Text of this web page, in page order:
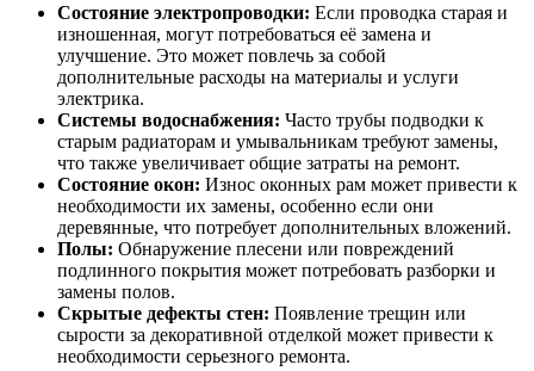
Состояние электропроводки: Если проводка старая и
изношенная, могут потребоваться её замена и
улучшение. Это может повлечь за собой
дополнительные расходы на материалы и услуги
электрика.
Системы водоснабжения: Часто трубы подводки к
старым радиаторам и умывальникам требуют замены,
что также увеличивает общие затраты на ремонт.
Состояние окон: Износ оконных рам может привести к
необходимости их замены, особенно если они
деревянные, что потребует дополнительных вложений.
Полы: Обнаружение плесени или повреждений
подлинного покрытия может потребовать разборки и
замены полов.
Скрытые дефекты стен: Появление трещин или
сырости за декоративной отделкой может привести к
необходимости серьезного ремонта.